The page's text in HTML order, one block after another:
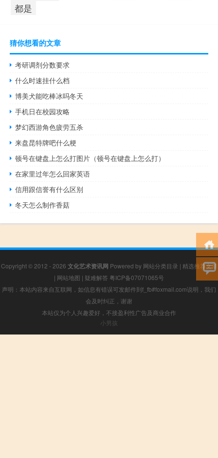
都是
猜你想看的文章
考研调剂分数要求
什么时速挂什么档
博美犬能吃棒冰吗冬天
手机日在校园攻略
梦幻西游角色疲劳五杀
来盘昆特牌吧什么梗
顿号在键盘上怎么打图片（顿号在键盘上怎么打）
在家里过年怎么回家英语
信用跟信誉有什么区别
冬天怎么制作香菇
Copyright © 2012 - 2026 文化艺术资讯网 Powered by 网站分类目录 | 精选推荐文章
| 网站地图 | 疑难解答 粤ICP备07071065号
声明：本站内容来自互联网，如信息有错误可发邮件到f_fb#foxmail.com说明，我们
会及时纠正，谢谢
本站仅为个人兴趣爱好，不接盈利性广告及商业合作
小男孩